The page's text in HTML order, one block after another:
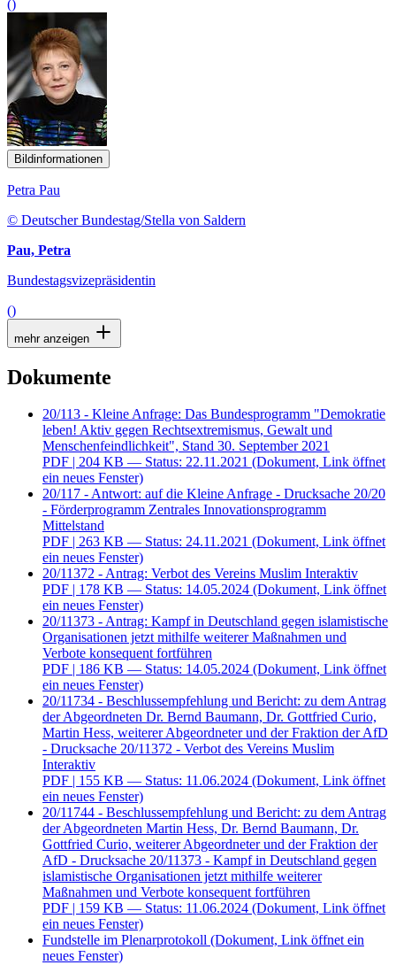
()
Bildinformationen
Petra Pau
© Deutscher Bundestag/Stella von Saldern
Pau, Petra
Bundestagsvizepräsidentin
()
mehr anzeigen
Dokumente
20/113 - Kleine Anfrage: Das Bundesprogramm "Demokratie
leben! Aktiv gegen Rechtsextremismus, Gewalt und
Menschenfeindlichkeit", Stand 30. September 2021
PDF | 204 KB — Status: 22.11.2021 (Dokument, Link öffnet
ein neues Fenster)
20/117 - Antwort: auf die Kleine Anfrage - Drucksache 20/20
- Förderprogramm Zentrales Innovationsprogramm
Mittelstand
PDF | 263 KB — Status: 24.11.2021 (Dokument, Link öffnet
ein neues Fenster)
20/11372 - Antrag: Verbot des Vereins Muslim Interaktiv
PDF | 178 KB — Status: 14.05.2024 (Dokument, Link öffnet
ein neues Fenster)
20/11373 - Antrag: Kampf in Deutschland gegen islamistische
Organisationen jetzt mithilfe weiterer Maßnahmen und
Verbote konsequent fortführen
PDF | 186 KB — Status: 14.05.2024 (Dokument, Link öffnet
ein neues Fenster)
20/11734 - Beschlussempfehlung und Bericht: zu dem Antrag
der Abgeordneten Dr. Bernd Baumann, Dr. Gottfried Curio,
Martin Hess, weiterer Abgeordneter und der Fraktion der AfD
- Drucksache 20/11372 - Verbot des Vereins Muslim
Interaktiv
PDF | 155 KB — Status: 11.06.2024 (Dokument, Link öffnet
ein neues Fenster)
20/11744 - Beschlussempfehlung und Bericht: zu dem Antrag
der Abgeordneten Martin Hess, Dr. Bernd Baumann, Dr.
Gottfried Curio, weiterer Abgeordneter und der Fraktion der
AfD - Drucksache 20/11373 - Kampf in Deutschland gegen
islamistische Organisationen jetzt mithilfe weiterer
Maßnahmen und Verbote konsequent fortführen
PDF | 159 KB — Status: 11.06.2024 (Dokument, Link öffnet
ein neues Fenster)
Fundstelle im Plenarprotokoll (Dokument, Link öffnet ein
neues Fenster)